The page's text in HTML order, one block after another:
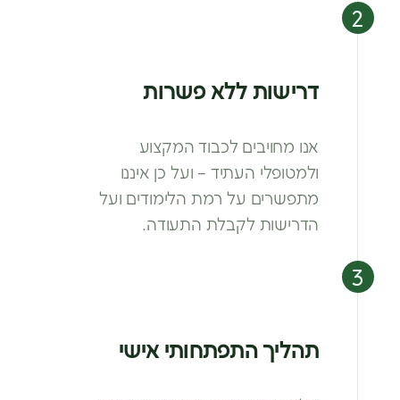
דרישות ללא פשרות
אנו מחויבים לכבוד המקצוע
ולמטופלי העתיד – ועל כן איננו
מתפשרים על רמת הלימודים ועל
הדרישות לקבלת התעודה.
תהליך התפתחותי אישי